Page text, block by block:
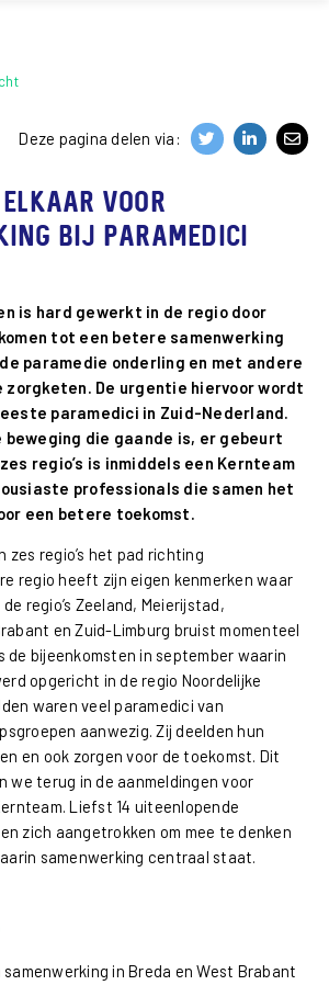
Deze pagina delen via:
elkaar voor
bij paramedici
is hard gewerkt in de regio door
tot een betere samenwerking
paramedie onderling en met andere
zorgketen. De urgentie hiervoor wordt
paramedici in Zuid-Nederland.
beweging die gaande is, er gebeurt
regio’s is inmiddels een Kernteam
professionals die samen het
een betere toekomst.
zes regio’s het pad richting
regio heeft zijn eigen kenmerken waar
regio’s Zeeland, Meierijstad,
en Zuid-Limburg bruist momenteel
de bijeenkomsten in september waarin
opgericht in de regio Noordelijke
waren veel paramedici van
aanwezig. Zij deelden hun
en ook zorgen voor de toekomst. Dit
we terug in de aanmeldingen voor
Liefst 14 uiteenlopende
zich aangetrokken om mee te denken
samenwerking centraal staat.
in Breda en West Brabant